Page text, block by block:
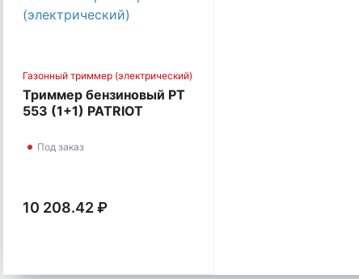
Газонный триммер (электрический)
Триммер бензиновый PT
553 (1+1) PATRIOT
Под заказ
10 208.42 ₽